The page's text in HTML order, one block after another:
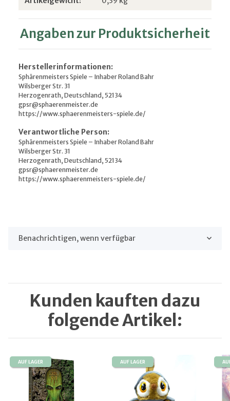
Angaben zur Produktsicherheit
Herstellerinformationen:
Sphärenmeisters Spiele – Inhaber Roland Bahr
Wilsberger Str. 31
Herzogenrath, Deutschland, 52134
gpsr@sphaerenmeister.de
https://www.sphaerenmeisters-spiele.de/
Verantwortliche Person:
Sphärenmeisters Spiele – Inhaber Roland Bahr
Wilsberger Str. 31
Herzogenrath, Deutschland, 52134
gpsr@sphaerenmeister.de
https://www.sphaerenmeisters-spiele.de/
Benachrichtigen, wenn verfügbar
Kunden kauften dazu
folgende Artikel:
AUF LAGER AUF LAGER